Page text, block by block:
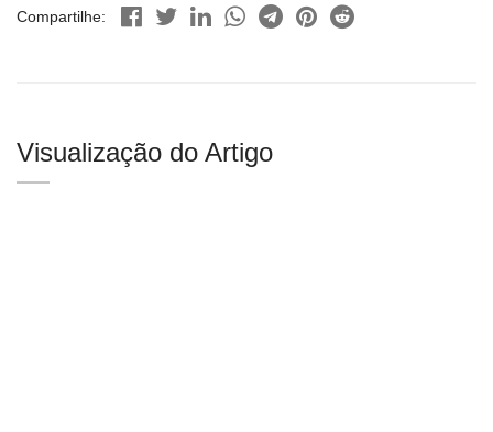
Compartilhe:
Visualização do Artigo